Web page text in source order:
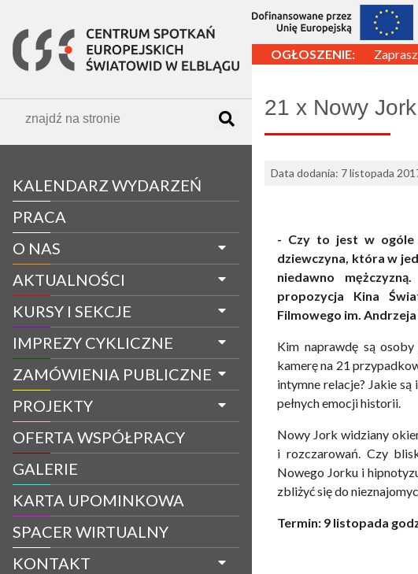
KALENDARZ WYDARZEŃ
PRACA
O NAS
AKTUALNOŚCI
KURSY I SEKCJE
IMPREZY CYKLICZNE
ZAMÓWIENIA PUBLICZNE
PROJEKTY
OFERTA WSPÓŁPRACY
GALERIE
KARTA UPOMINKOWA
SPACER WIRTUALNY
KONTAKT
OGŁOSZENIE:
21 x Nowy
Data dodania: 7 listopada
- Czy to jest w ogóle
dziewczyna, która w
niedawno
propozycja Kina
Filmowego im.
Kim naprawdę są
kamerę na 21
intymne relacje? Jakie
pełnych emocji historii.
Nowy Jork widziany
i rozczarowań. Czy
Nowego Jorku i
zbliżyć się do
Termin: 9 listopada